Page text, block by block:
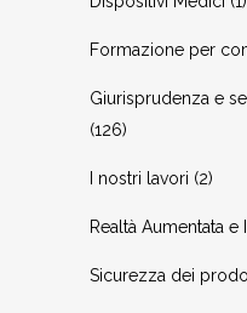
Formazione per
Giurisprudenza e
(126)
I nostri lavori (2)
Realtà Aumentata
Sicurezza dei